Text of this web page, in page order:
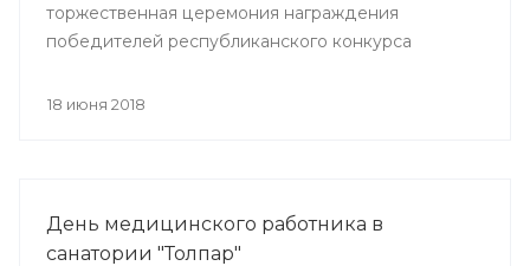
торжественная церемония награждения
победителей республиканского конкурса
мероприятие, посвященное Дню медицинского
18 июня 2018
День медицинского работника в
санатории "Толпар"